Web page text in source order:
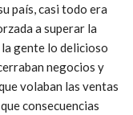
país, casi todo era
a superar la
gente lo delicioso
negocios y
volaban las ventas
consecuencias